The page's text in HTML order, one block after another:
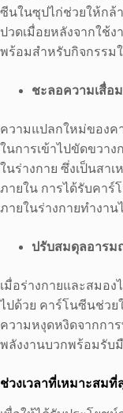
ซีนในซุปไก่ช่วยให้กล้
ปวดเมื่อยหลังจากใช้
พร้อมสำหรับกิจกรรม
ชะลอความเสื่อ
ความแปลกใหม่ของค
ในการเข้าไปขัดขวาง
ในร่างกาย ซึ่งเป็นสา
ภายใน การได้รับคาร์
ภายในร่างกายทำงา
ปรับสมดุลอาร
เมื่อร่างกายและสมอ
ไปด้วย คาร์โนซีนช่วย
ความหงุดหงิดจากกา
พลังงานบวกพร้อมรับ
ช่วงเวลาที่เหมาะสม